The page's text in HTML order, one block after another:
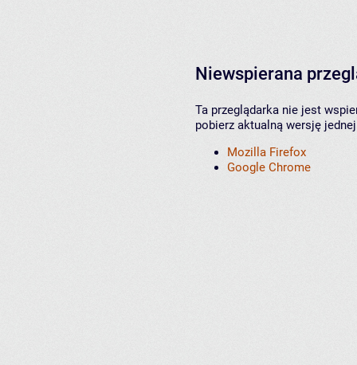
Niewspierana
Ta przeglądarka nie jest
pobierz aktualną wersję
Mozilla Firefox
Google Chrome